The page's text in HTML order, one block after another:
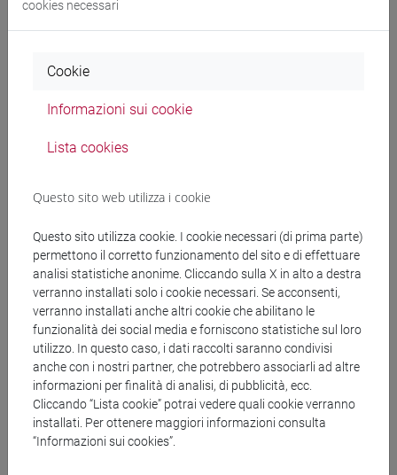
Documenti collegati al
DDirDSU 000-2025
copertina.pdf
Banca Dati Nazionale dei Contratti Pubblici
Torna all'elenco dei bandi
cookies necessari
Cookie
Informazioni sui cookie
Lista cookies
Questo sito web utilizza i cookie
Questo sito utilizza cookie. I cookie necessari (di prima parte)
permettono il corretto funzionamento del sito e di effettuare
analisi statistiche anonime. Cliccando sulla X in alto a destra
verranno installati solo i cookie necessari. Se acconsenti,
verranno installati anche altri cookie che abilitano le
funzionalità dei social media e forniscono statistiche sul loro
utilizzo. In questo caso, i dati raccolti saranno condivisi
anche con i nostri partner, che potrebbero associarli ad altre
informazioni per finalità di analisi, di pubblicità, ecc.
Cliccando “Lista cookie” potrai vedere quali cookie verranno
installati. Per ottenere maggiori informazioni consulta
“Informazioni sui cookies”.